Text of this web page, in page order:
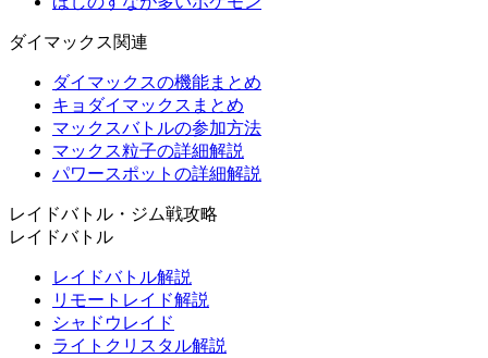
ダイマックス関連
ダイマックスの機能まとめ
キョダイマックスまとめ
マックスバトルの参加方法
マックス粒子の詳細解説
パワースポットの詳細解説
レイドバトル・ジム戦攻略
レイドバトル
レイドバトル解説
リモートレイド解説
シャドウレイド
ライトクリスタル解説